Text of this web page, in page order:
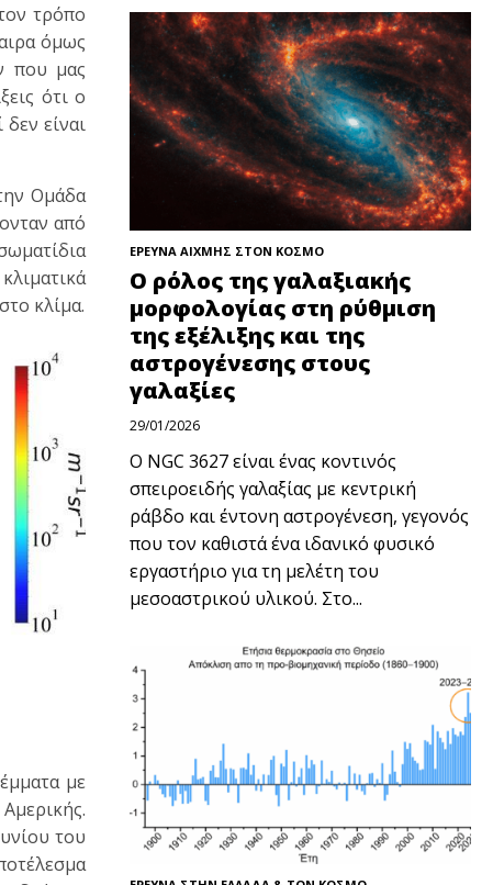
τρόπο
όμως
που μας
ότι ο
είναι
Ομάδα
από
κλίμα.
με
του
ΕΡΕΥΝΑ ΑΙΧΜΗΣ ΣΤΟΝ ΚΟΣΜΟ
Ο ρόλος της γαλαξιακής
μορφολογίας στη ρύθμιση
της εξέλιξης και της
αστρογένεσης στους
γαλαξίες
29/01/2026
Ο NGC 3627 είναι ένας κοντινός
σπειροειδής γαλαξίας με κεντρική
ράβδο και έντονη αστρογένεση, γεγονός
που τον καθιστά ένα ιδανικό φυσικό
εργαστήριο για τη μελέτη του
μεσοαστρικού υλικού. Στο...